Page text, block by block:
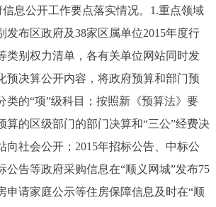
息公开工作要点落实情况。1.重点领域
发布区政府及38家区属单位2015年度行
类别权力清单，各有关单位网站同时发
预决算公开内容，将政府预算和部门预
类的“项”级科目；按照新《预算法》要
算的区级部门的部门决算和“三公”经费决
向社会公开；2015年招标公告、中标公
公告等政府采购信息在“顺义网城”发布75
申请家庭公示等住房保障信息及时在“顺